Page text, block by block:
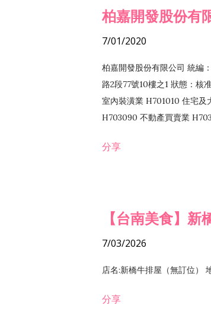
柏嘉開發股份有
7/01/2020
柏嘉開發股份有限公司 統編
路2段77號10樓之1 狀態：
室內裝潢業 H701010 住宅
H703090 不動產買賣業
分享
【台南美食】新
7/03/2026
店名:新橋牛排屋（無訂位）
分享